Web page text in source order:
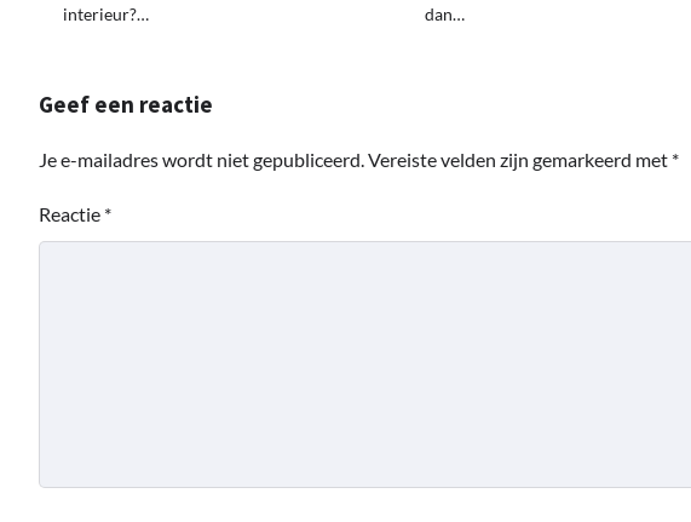
interieur?…
dan…
Geef een reactie
Je e-mailadres wordt niet gepubliceerd. Vereiste velden zijn gemarkeerd met *
Reactie *